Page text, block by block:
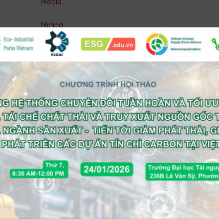
Mining
Pharmaceutical ( Manufacturing )
Pharmaceutical ( Trading )
Real estate
Retail
Service (Business)
Service (Consumer)
Technology
Telecom